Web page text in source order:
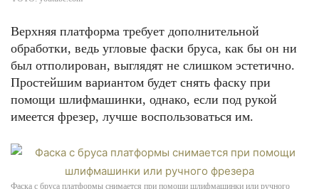
Верхняя платформа требует дополнительной
обработки, ведь угловые фаски бруса, как бы он ни
был отполирован, выглядят не слишком эстетично.
Простейшим вариантом будет снять фаску при
помощи шлифмашинки, однако, если под рукой
имеется фрезер, лучше воспользоваться им.
Фаска с бруса платформы снимается при помощи шлифмашинки или ручного